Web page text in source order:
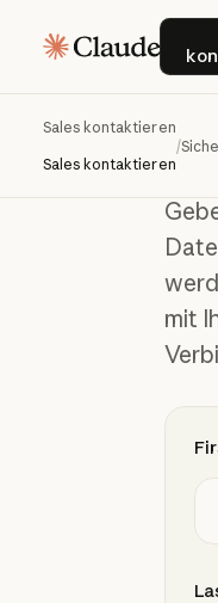
Sales kontaktieren
Sales kontaktieren
/
e
mit